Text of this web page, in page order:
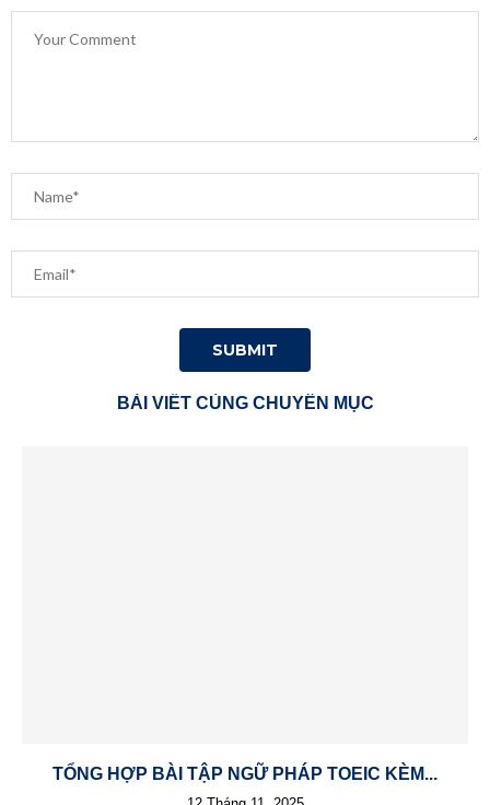
BÀI VIẾT CÙNG CHUYÊN MỤC
TỔNG HỢP BÀI TẬP NGỮ PHÁP TOEIC KÈM...